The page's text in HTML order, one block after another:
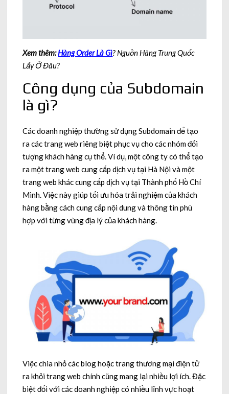
Xem thêm:Hàng Order Là Gì? Nguồn Hàng Trung Quốc
Lấy Ở Đâu?
Công dụng của Subdomain
là gì?
Các doanh nghiệp thường sử dụng Subdomain để tạo
ra các trang web riêng biệt phục vụ cho các nhóm đối
tượng khách hàng cụ thể. Ví dụ, một công ty có thể tạo
ra một trang web cung cấp dịch vụ tại Hà Nội và một
trang web khác cung cấp dịch vụ tại Thành phố Hồ Chí
Minh. Việc này giúp tối ưu hóa trải nghiệm của khách
hàng bằng cách cung cấp nội dung và thông tin phù
hợp với từng vùng địa lý của khách hàng.
Việc chia nhỏ các blog hoặc trang thương mại điện tử
ra khỏi trang web chính cũng mang lại nhiều lợi ích. Đặc
biệt đối với các doanh nghiệp có nhiều lĩnh vực hoạt